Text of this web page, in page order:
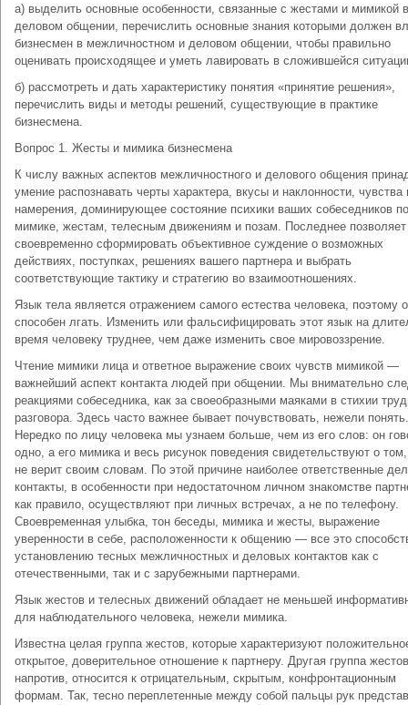
а) выделить основные особенности, связанные с жестами и мимикой в
деловом общении, перечислить основные знания которыми должен
бизнесмен в межличностном и деловом общении, чтобы правильно
оценивать происходящее и уметь лавировать в сложившейся
б) рассмотреть и дать характеристику понятия «принятие решения»,
перечислить виды и методы решений, существующие в практике
бизнесмена.
Вопрос 1. Жесты и мимика бизнесмена
К числу важных аспектов межличностного и делового общения
умение распознавать черты характера, вкусы и наклонности, чувства
намерения, доминирующее состояние психики ваших собеседников
мимике, жестам, телесным движениям и позам. Последнее позволяет
своевременно сформировать объективное суждение о возможных
действиях, поступках, решениях вашего партнера и выбрать
соответствующие тактику и стратегию во взаимоотношениях.
Язык тела является отражением самого естества человека, поэтому
способен лгать. Изменить или фальсифицировать этот язык на
время человеку труднее, чем даже изменить свое мировоззрение.
Чтение мимики лица и ответное выражение своих чувств мимикой —
важнейший аспект контакта людей при общении. Мы внимательно
реакциями собеседника, как за своеобразными маяками в стихии
разговора. Здесь часто важнее бывает почувствовать, нежели понять.
Нередко по лицу человека мы узнаем больше, чем из его слов: он
одно, а его мимика и весь рисунок поведения свидетельствуют о
не верит своим словам. По этой причине наиболее ответственные
контакты, в особенности при недостаточном личном знакомстве
как правило, осуществляют при личных встречах, а не по телефону.
Своевременная улыбка, тон беседы, мимика и жесты, выражение
уверенности в себе, расположенности к общению — все это
установлению тесных межличностных и деловых контактов как с
отечественными, так и с зарубежными партнерами.
Язык жестов и телесных движений обладает не меньшей
для наблюдательного человека, нежели мимика.
Известна целая группа жестов, которые характеризуют
открытое, доверительное отношение к партнеру. Другая группа
напротив, относится к отрицательным, скрытым, конфронтационным
формам. Так, тесно переплетенные между собой пальцы рук